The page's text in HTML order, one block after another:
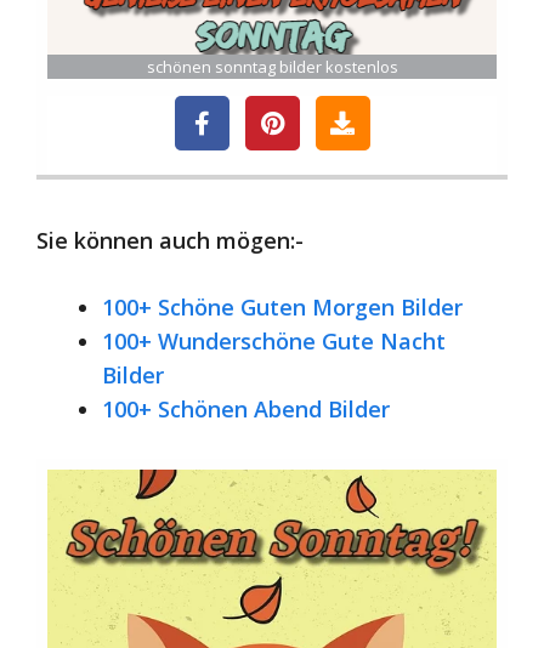
schönen sonntag bilder kostenlos
Sie können auch mögen:-
100+ Schöne Guten Morgen Bilder
100+ Wunderschöne Gute Nacht
Bilder
100+ Schönen Abend Bilder